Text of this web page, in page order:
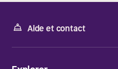
Aide et contact